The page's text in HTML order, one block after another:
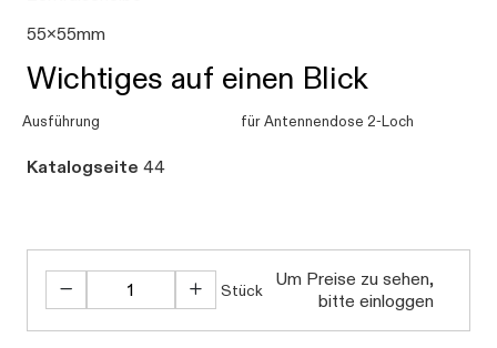
55x55mm
Wichtiges auf einen Blick
Ausführung für Antennendose 2-Loch
Katalogseite 44
Stück
Um Preise zu sehen,
bitte einloggen